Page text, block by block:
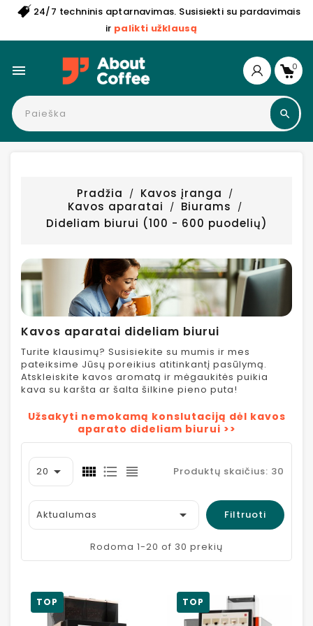
24/7 techninis aptarnavimas. Susisiekti su pardavimais
ir palikti užklausą
 0
Pradžia
Kavos įranga
Kavos aparatai
Biurams
Dideliam biurui (100 - 600 puodelių)
Kavos aparatai dideliam biurui
Turite klausimų? Susisiekite su mumis ir mes
pateiksime Jūsų poreikius atitinkantį pasūlymą.
Atskleiskite kavos aromatą ir mėgaukitės puikia
kava su karšta ar šalta šilkine pieno puta!
Užsakyti nemokamą konslutaciją dėl kavos
aparato dideliam biurui >>
20  Produktų skaičius: 30
Aktualumas  Filtruoti
Rodoma 1-20 of 30 prekių
TOP TOP